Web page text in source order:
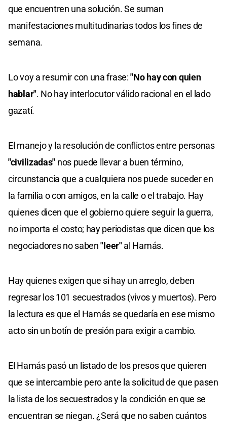
que encuentren una solución. Se suman
manifestaciones multitudinarias todos los fines de
semana.
Lo voy a resumir con una frase:"No hay con quien
hablar". No hay interlocutor válido racional en el lado
gazatí.
El manejo y la resolución de conflictos entre personas
"civilizadas" nos puede llevar a buen término,
circunstancia que a cualquiera nos puede suceder en
la familia o con amigos, en la calle o el trabajo. Hay
quienes dicen que el gobierno quiere seguir la guerra,
no importa el costo; hay periodistas que dicen que los
negociadores no saben"leer"al Hamás.
Hay quienes exigen que si hay un arreglo, deben
regresar los 101 secuestrados (vivos y muertos). Pero
la lectura es que el Hamás se quedaría en ese mismo
acto sin un botín de presión para exigir a cambio.
El Hamás pasó un listado de los presos que quieren
que se intercambie pero ante la solicitud de que pasen
la lista de los secuestrados y la condición en que se
encuentran se niegan. ¿Será que no saben cuántos